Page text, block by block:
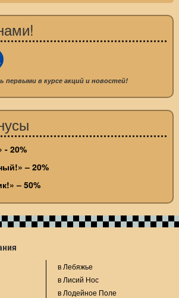
первыми в курсе акций и новостей!
- 20%
– 20%
– 50%
в Лебяжье
в Лисий Нос
в Лодейное Поле